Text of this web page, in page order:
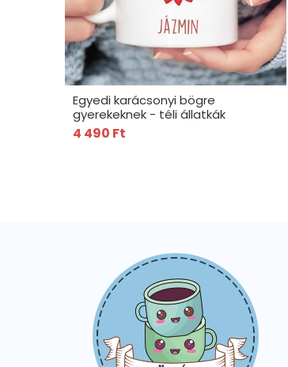
Egyedi karácsonyi bögre
gyerekeknek - téli állatkák
4 490 Ft